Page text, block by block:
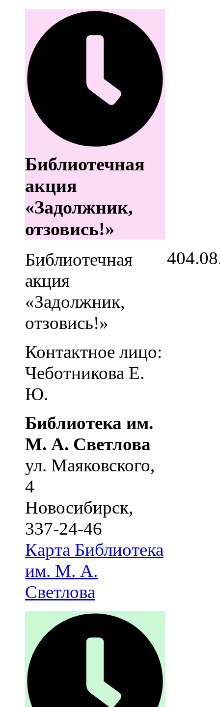
Библиотечная
акция
«Задолжник,
отзовись!»
Библиотечная
акция
«Задолжник,
отзовись!»
Контактное лицо:
Чеботникова Е.
Ю.
Библиотека им.
М. А. Светлова
ул. Маяковского,
4
Новосибирск,
337-24-46
Карта Библиотека
им. М. А.
Светлова
4